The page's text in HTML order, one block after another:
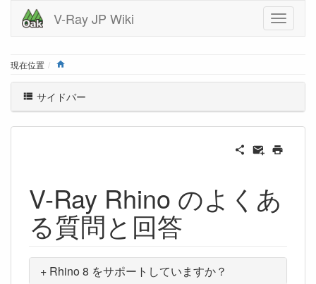
V-Ray JP Wiki
現在位置
サイドバー
V-Ray Rhino のよくあ
る質問と回答
+ Rhino 8 をサポートしていますか？